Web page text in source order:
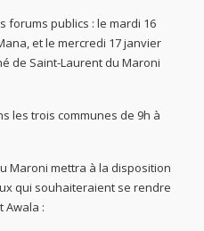
forums publics : le mardi 16
et le mercredi 17 janvier
de Saint-Laurent du Maroni
les trois communes de 9h à
Maroni mettra à la disposition
qui souhaiteraient se rendre
Awala :